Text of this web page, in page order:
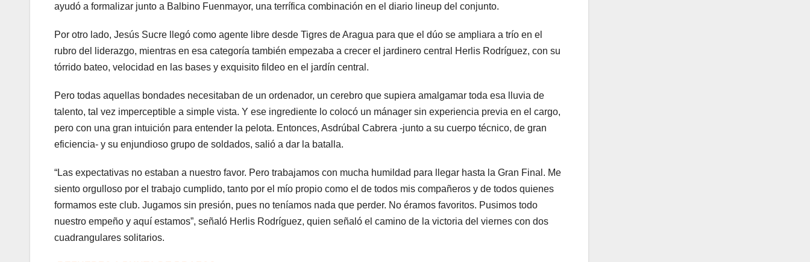
ayudó a formalizar junto a Balbino Fuenmayor, una terrífica combinación en el diario lineup del conjunto.
Por otro lado, Jesús Sucre llegó como agente libre desde Tigres de Aragua para que el dúo se ampliara a trío en el
rubro del liderazgo, mientras en esa categoría también empezaba a crecer el jardinero central Herlis Rodríguez, con su
tórrido bateo, velocidad en las bases y exquisito fildeo en el jardín central.
Pero todas aquellas bondades necesitaban de un ordenador, un cerebro que supiera amalgamar toda esa lluvia de
talento, tal vez imperceptible a simple vista. Y ese ingrediente lo colocó un mánager sin experiencia previa en el cargo,
pero con una gran intuición para entender la pelota. Entonces, Asdrúbal Cabrera -junto a su cuerpo técnico, de gran
eficiencia- y su enjundioso grupo de soldados, salió a dar la batalla.
“Las expectativas no estaban a nuestro favor. Pero trabajamos con mucha humildad para llegar hasta la Gran Final. Me
siento orgulloso por el trabajo cumplido, tanto por el mío propio como el de todos mis compañeros y de todos quienes
formamos este club. Jugamos sin presión, pues no teníamos nada que perder. No éramos favoritos. Pusimos todo
nuestro empeño y aquí estamos”, señaló Herlis Rodríguez, quien señaló el camino de la victoria del viernes con dos
cuadrangulares solitarios.